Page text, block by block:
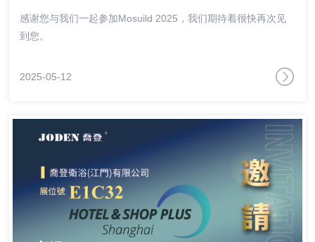
感谢您与我们一起参加Mosuild 2025，我们期待着很快再次见
到您。
2025-05-12